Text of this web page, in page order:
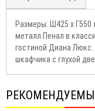
Размеры: Ш425 х
металл.Пенал в
гостиной Диана
шкафчика с глухой